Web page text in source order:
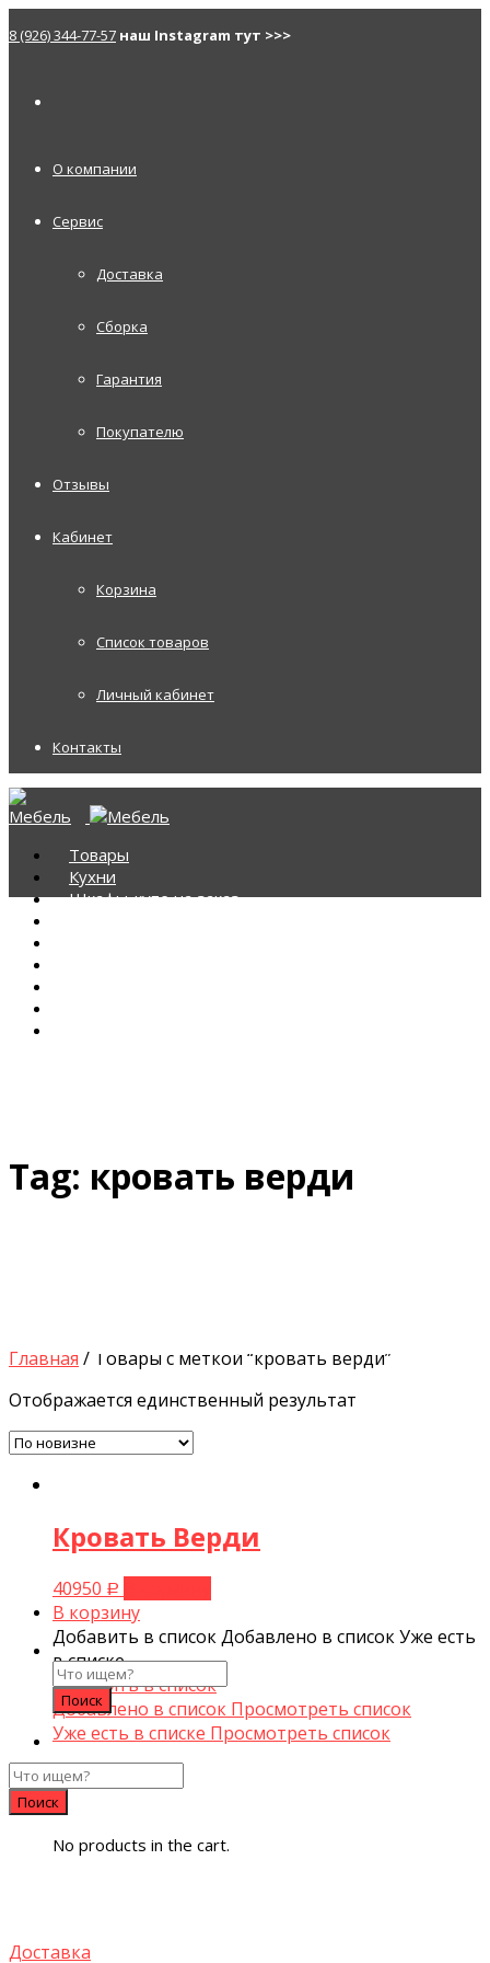
8 (926) 344-77-57 наш Instagram тут >>>
О компании
Сервис
Доставка
Сборка
Гарантия
Покупателю
Отзывы
Кабинет
Корзина
Список товаров
Личный кабинет
Контакты
Товары
Кухни
Шкафы-купе на заказ
Search
for:
0
No products in the cart.
Tag: кровать верди
Главная / Товары с меткой “кровать верди”
Отображается единственный результат
Кровать Верди
40950 Р
В корзину
Добавить в списокДобавлено в списокУже есть
в списке
Добавить в список
Добавлено в список Просмотреть список
Уже есть в списке Просмотреть список
Search
Доставка